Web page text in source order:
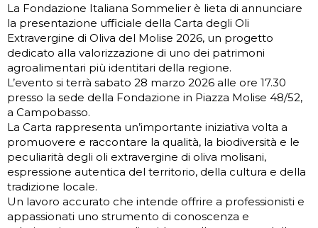
La Fondazione Italiana Sommelier è lieta di annunciare
la presentazione ufficiale della Carta degli Oli
Extravergine di Oliva del Molise 2026, un progetto
dedicato alla valorizzazione di uno dei patrimoni
agroalimentari più identitari della regione.
L’evento si terrà sabato 28 marzo 2026 alle ore 17.30
presso la sede della Fondazione in Piazza Molise 48/52,
a Campobasso.
La Carta rappresenta un’importante iniziativa volta a
promuovere e raccontare la qualità, la biodiversità e le
peculiarità degli oli extravergine di oliva molisani,
espressione autentica del territorio, della cultura e della
tradizione locale.
Un lavoro accurato che intende offrire a professionisti e
appassionati uno strumento di conoscenza e